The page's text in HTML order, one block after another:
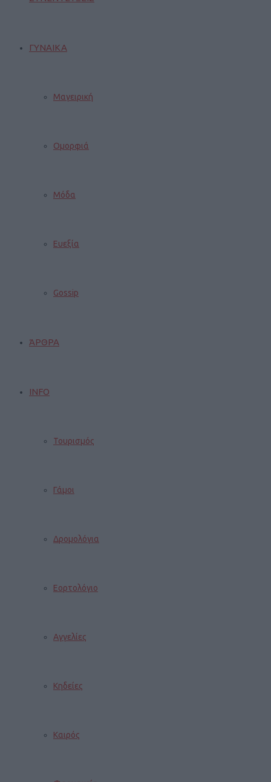
ΓΥΝΑΙΚΑ
Μαγειρική
Ομορφιά
Μόδα
Ευεξία
Gossip
ΆΡΘΡΑ
INFO
Τουρισμός
Γάμοι
Δρομολόγια
Εορτολόγιο
Αγγελίες
Κηδείες
Καιρός